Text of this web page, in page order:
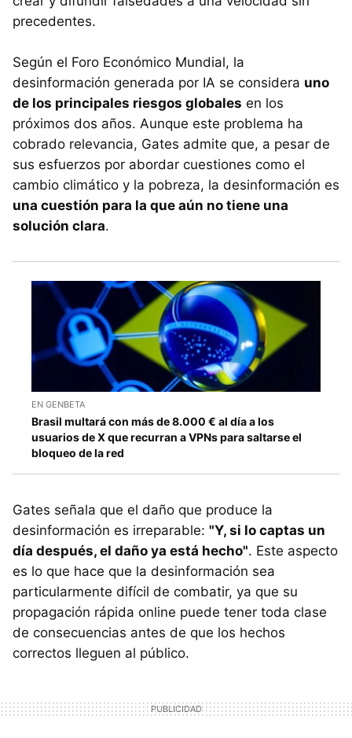
precedentes.
Según el Foro Económico Mundial, la
desinformación generada por IA se considera uno
de los principales riesgos globales en los
próximos dos años. Aunque este problema ha
cobrado relevancia, Gates admite que, a pesar de
sus esfuerzos por abordar cuestiones como el
cambio climático y la pobreza, la desinformación es
una cuestión para la que aún no tiene una
solución clara.
EN GENBETA
Brasil multará con más de 8.000 € al día a los
usuarios de X que recurran a VPNs para saltarse el
bloqueo de la red
Gates señala que el daño que produce la
desinformación es irreparable: "Y, si lo captas un
día después, el daño ya está hecho". Este aspecto
es lo que hace que la desinformación sea
particularmente difícil de combatir, ya que su
propagación rápida online puede tener toda clase
de consecuencias antes de que los hechos
correctos lleguen al público.